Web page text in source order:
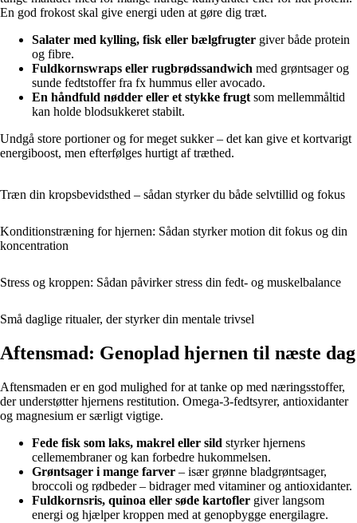
En god frokost skal give energi uden at gøre dig træt.
Salater med kylling, fisk eller bælgfrugter giver både protein
og fibre.
Fuldkornswraps eller rugbrødssandwich med grøntsager og
sunde fedtstoffer fra fx hummus eller avocado.
En håndfuld nødder eller et stykke frugt som mellemmåltid
kan holde blodsukkeret stabilt.
Undgå store portioner og for meget sukker – det kan give et kortvarigt
energiboost, men efterfølges hurtigt af træthed.
Træn din kropsbevidsthed – sådan styrker du både selvtillid og fokus
Konditionstræning for hjernen: Sådan styrker motion dit fokus og din
koncentration
Stress og kroppen: Sådan påvirker stress din fedt- og muskelbalance
Små daglige ritualer, der styrker din mentale trivsel
Aftensmad: Genoplad hjernen til næste dag
Aftensmaden er en god mulighed for at tanke op med næringsstoffer,
der understøtter hjernens restitution. Omega-3-fedtsyrer, antioxidanter
og magnesium er særligt vigtige.
Fede fisk som laks, makrel eller sild styrker hjernens
cellemembraner og kan forbedre hukommelsen.
Grøntsager i mange farver – især grønne bladgrøntsager,
broccoli og rødbeder – bidrager med vitaminer og antioxidanter.
Fuldkornsris, quinoa eller søde kartofler giver langsom
energi og hjælper kroppen med at genopbygge energilagre.